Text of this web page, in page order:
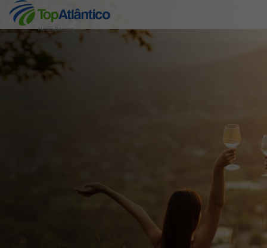
Hotéis Baratos
Destinos
Pacotes de Férias